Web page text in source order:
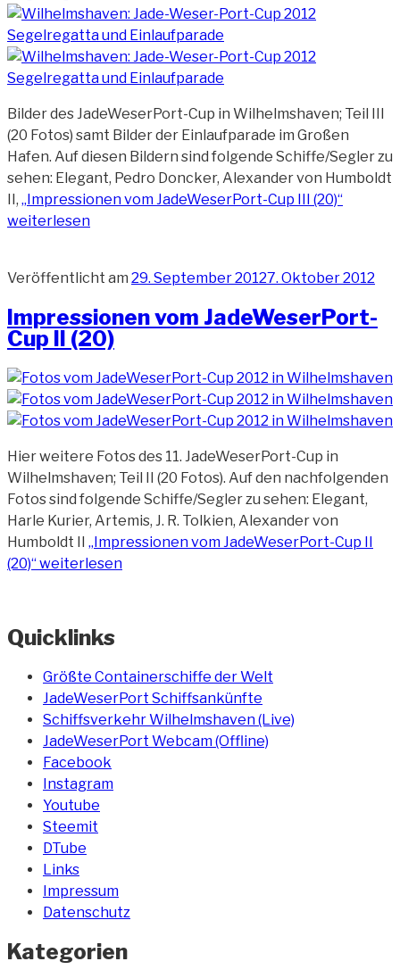
Bilder des JadeWeserPort-Cup in Wilhelmshaven; Teil III
(20 Fotos) samt Bilder der Einlaufparade im Großen
Hafen. Auf diesen Bildern sind folgende Schiffe/Segler zu
sehen: Elegant, Pedro Doncker, Alexander von Humboldt
II, „Impressionen vom JadeWeserPort-Cup III (20)“
weiterlesen
Veröffentlicht am 29. September 20127. Oktober 2012
Impressionen vom JadeWeserPort-
Cup II (20)
Hier weitere Fotos des 11. JadeWeserPort-Cup in
Wilhelmshaven; Teil II (20 Fotos). Auf den nachfolgenden
Fotos sind folgende Schiffe/Segler zu sehen: Elegant,
Harle Kurier, Artemis, J. R. Tolkien, Alexander von
Humboldt II „Impressionen vom JadeWeserPort-Cup II
(20)“weiterlesen
Quicklinks
Größte Containerschiffe der Welt
JadeWeserPort Schiffsankünfte
Schiffsverkehr Wilhelmshaven (Live)
JadeWeserPort Webcam (Offline)
Facebook
Instagram
Youtube
Steemit
DTube
Links
Impressum
Datenschutz
Kategorien